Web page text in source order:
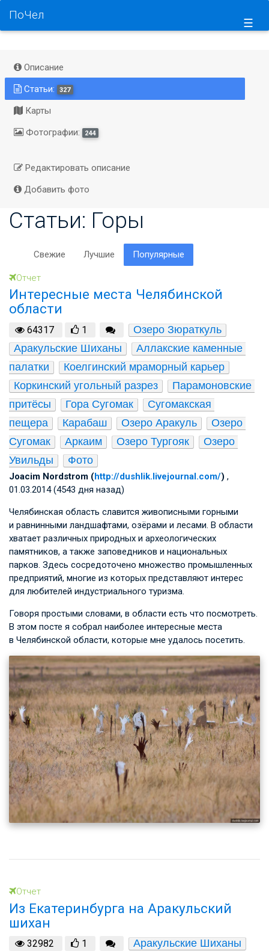
☰
ПоЧел
Описание
Статьи:
327
Карты
Фотографии:
244
Редактировать описание
Добавить фото
Статьи: Горы
Свежие Лучшие Популярные
Отчет
Интересные места Челябинской
области
64317 1
Озеро Зюраткуль
Аракульские Шиханы
Аллакские каменные
палатки
Коелгинский мраморный карьер
Коркинский угольный разрез
Парамоновские
притёсы
Гора Сугомак
Сугомакская
пещера
Карабаш Озеро Аракуль
Озеро
Сугомак
Аркаим Озеро Тургояк
Озеро
Увильды
Фото
Joacim Nordstrom (http://dushlik.livejournal.com/) ,
01.03.2014 (4543 дня назад)
Челябинская область славится живописными горными
и равнинными ландшафтами, озёрами и лесами. В области
хватает различных природных и археологических
памятников, а также заповедников и национальных
парков. Здесь сосредоточено множество промышленных
предприятий, многие из которых представляют интерес
для любителей индустриального туризма.
Говоря простыми словами, в области есть что посмотреть.
В этом посте я собрал наиболее интересные места
в Челябинской области, которые мне удалось посетить.
Отчет
Из Екатеринбурга на Аракульский
шихан
32982 1 Аракульские Шиханы